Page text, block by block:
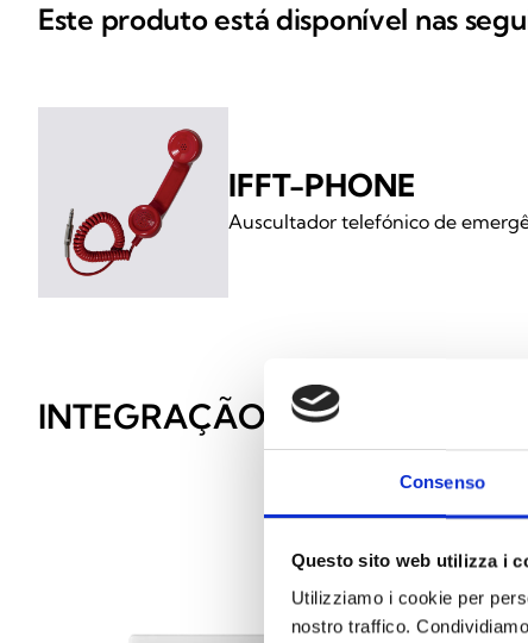
Consenso
Questo sito web utilizza i
Utilizziamo i cookie per
nostro traffico.
Este produto está disponível nas
IFFT-PHONE
Auscultador telefónico de
INTEGRAÇÃO E OPÇÕES